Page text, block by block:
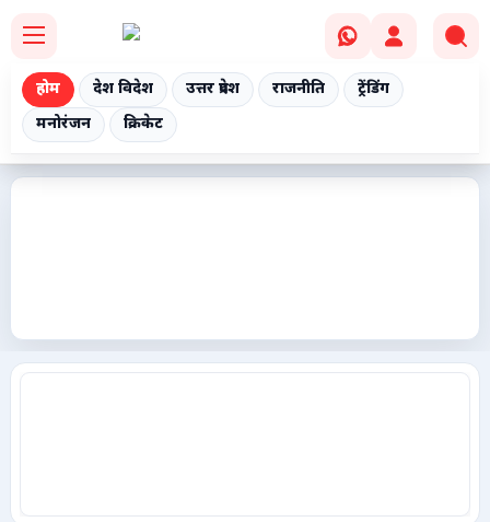
होम देश विदेश उत्तर प्रदेश राजनीति
ट्रेंडिंग
मनोरंजन
क्रिकेट
ट्रेंडिंग